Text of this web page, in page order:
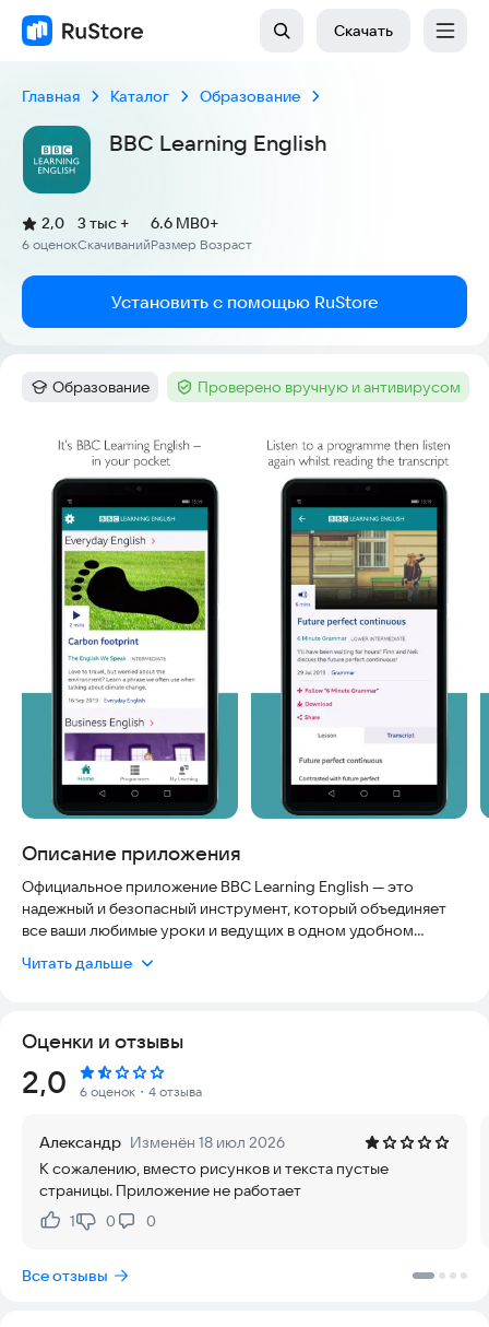
Скачать
Главная Каталог Образование
BBC Learning English
Рейтинг:
2,0
(
6 оценок
)
Скачиваний
3 тыс +
Размер
6.6 MB
Возраст
0+
Установить с помощью RuStore
Категория:
Образование Тег :Проверено вручную и антивирусом
Скриншоты
Описание приложения
Официальное приложение BBC Learning English — это
надежный и безопасный инструмент, который объединяет
все ваши любимые уроки и ведущих в одном удобном
современным стандартам безопасности, работает
отличный способ поддерживать свой английский на
высоком уровне без лишних хлопот.
Спасибо всем пользователям за положительные
лучше.
Теперь каждая аудиопрограмма оснащена кнопкой загрузки.
Это позволяет вам слушать уроки в автономном режиме,
даже если у вас нет доступа к интернету.
В приложении найдется программа для любой цели:
Читать дальше
Оценки и отзывы
Рейтинг:
2,0 6 оценок ・4 отзыва
Александр Изменён 18 июл 2026
К сожалению, вместо рисунков и текста пустые
страницы. Приложение не работает
Нравится:
1Не нравится:
0 0
Все отзывы